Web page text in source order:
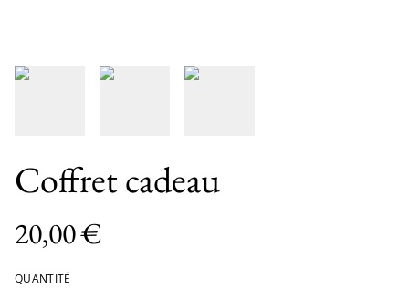
Coffret cadeau
20,00 €
QUANTITÉ